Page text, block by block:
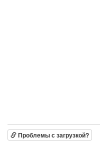
Проблемы с загрузкой?